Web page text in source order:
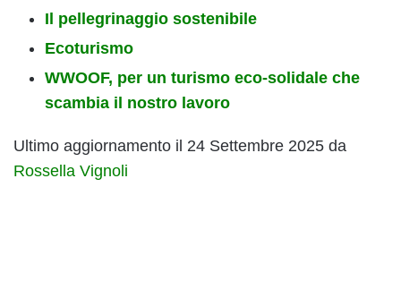
Il pellegrinaggio sostenibile
Ecoturismo
WWOOF, per un turismo eco-solidale che
scambia il nostro lavoro
Ultimo aggiornamento il 24 Settembre 2025 da
Rossella Vignoli